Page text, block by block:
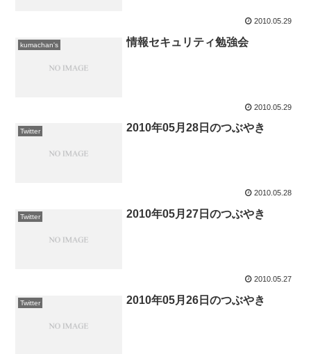
2010.05.29
kumachan's 情報セキュリティ勉強会
2010.05.29
Twitter 2010年05月28日のつぶやき
2010.05.28
Twitter 2010年05月27日のつぶやき
2010.05.27
Twitter 2010年05月26日のつぶやき